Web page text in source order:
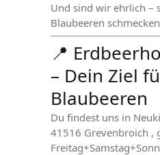
Und sind wir ehrlich –
Blaubeeren
📍
– Dein Ziel
Blaubeeren
Du findest uns in
41516 Grevenbroich ,